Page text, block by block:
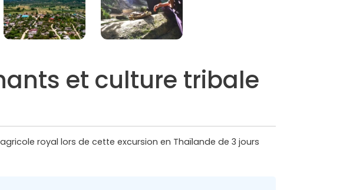
et culture tribale
royal lors de cette excursion en Thaïlande de 3 jours